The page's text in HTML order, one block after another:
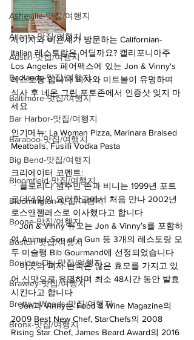
Asheville-맛집/여행지
Atlanta-맛집/여행지
Austin-맛집/여행지
Badlands-맛집/여행지
Baltimore-맛집/여행지
Bar Harbor-맛집/여행지
Baraboo-맛집/여행지
Big Bend-맛집/여행지
Bloomfield-맛집/여행지
Bloomington-맛집/여행지
Boone-맛집/여행지
Boston-맛집/여행지
Boulder City-맛집/여행지
Brawley-맛집/여행지
Bretton Woods-맛집/여행지
Bronx-맛집/여행지
제이지와 비욘세가 방문하는 Californian-
Italian 레스토랑은 어딜까요? 캘리포니아주
Los Angeles 페어팩스에 있는 Jon & Vinny's
레스토랑 입니다 피자와 미트볼이 유명하며
식사 후 네온 그린 포토존에서 인증샷 잊지 마
세요
인기메뉴: La Woman Pizza, Marinara Braised
Meatballs, Fusilli Vodka Pasta
크리에이터 코멘트:
ㆍ플로리다 원주민 존과 비니는 1999년 포트
로더데일의 요리학교에서 처음 만나 2002년
로스앤젤레스로 이사했다고 합니다
ㆍJon & Vinny 듀오는 Jon & Vinny’s를 포함하
여 Animal, Son of a Gun 등 3개의 레스토랑 모
두 미슐랭 Bib Gourmand에 선정되었습니다
ㆍ이곳의 피자 반죽은 많은 효모를 가지고 있
어 신맛으로 유명하며 최소 48시간 동안 발효
시킨다고 합니다
ㆍJon과 Vinny는 Food & Wine Magazine의
2009 Best New Chef, StarChefs의 2008
Rising Star Chef, James Beard Award의 2016